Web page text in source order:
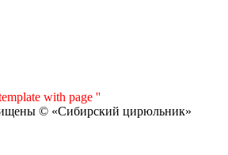
with page ''
© «Сибирский цирюльник»